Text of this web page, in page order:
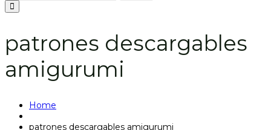
patrones descargables
amigurumi
Home
patrones descargables amigurumi